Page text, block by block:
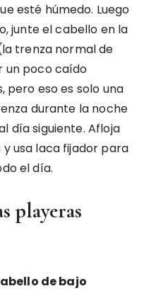
esté húmedo. Luego
junte el cabello en la
trenza normal de
un poco caído
pero eso es solo una
durante la noche
día siguiente. Afloja
usa laca fijador para
el día.
playeras
de bajo